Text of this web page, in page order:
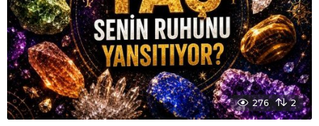
276 2